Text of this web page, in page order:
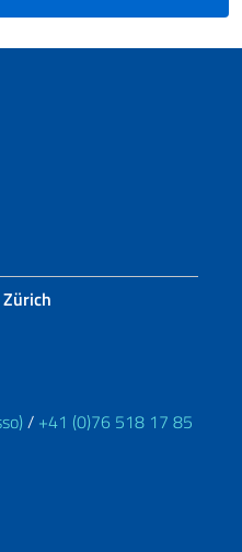
/ +41 (0)76 518 17 85